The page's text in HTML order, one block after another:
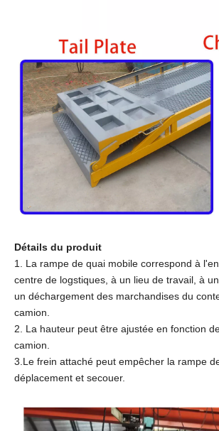
Détails du produit
1. La rampe de quai mobile correspond à
centre de logstiques, à un lieu de travail, à
un déchargement des marchandises du
camion.
2. La hauteur peut être ajustée en fonction
camion.
3.Le frein attaché peut empêcher la rampe
déplacement et secouer.